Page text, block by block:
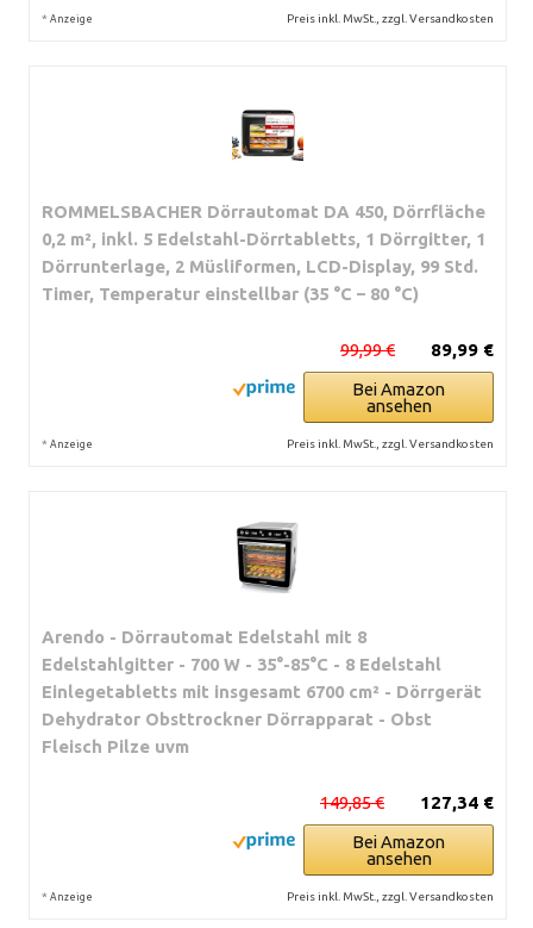
* Anzeige Preis inkl. MwSt., zzgl. Versandkosten
ROMMELSBACHER Dörrautomat DA 450, Dörrfläche
0,2 m², inkl. 5 Edelstahl-Dörrtabletts, 1 Dörrgitter, 1
Dörrunterlage, 2 Müsliformen, LCD-Display, 99 Std.
Timer, Temperatur einstellbar (35 °C – 80 °C)
89,99 €
99,99 €
Bei Amazon
ansehen
* Anzeige Preis inkl. MwSt., zzgl. Versandkosten
Arendo - Dörrautomat Edelstahl mit 8
Edelstahlgitter - 700 W - 35°-85°C - 8 Edelstahl
Einlegetabletts mit insgesamt 6700 cm² - Dörrgerät
Dehydrator Obsttrockner Dörrapparat - Obst
Fleisch Pilze uvm
127,34 €
149,85 €
Bei Amazon
ansehen
* Anzeige Preis inkl. MwSt., zzgl. Versandkosten